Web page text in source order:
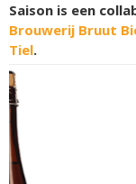
Saison is een
Brouwerij Bruut
Tiel.